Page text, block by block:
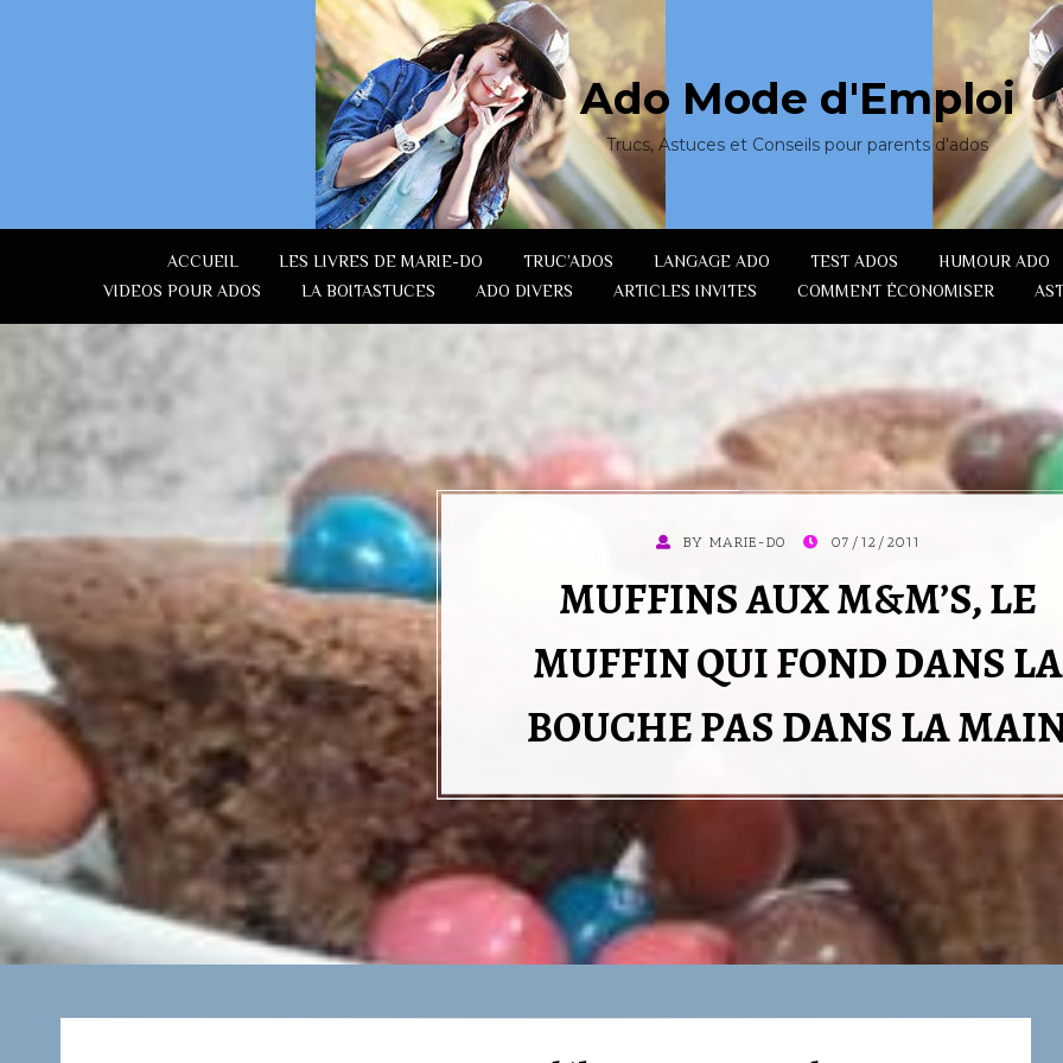
Ado Mode d'Emploi
Trucs, Astuces et Conseils pour parents d'ados
ACCUEIL LES LIVRES DE MARIE-DO TRUC’ADOS LANGAGE ADO TEST ADOS
HUMOUR ADO
VIDEOS POUR ADOS
LA BOITASTUCES ADO DIVERS ARTICLES INVITES COMMENT ÉCONOMISER
BY MARIE-DO
POSTED07/12/2011
MUFFINS AUX M&M’S, LE
MUFFIN QUI FOND DANS LA
BOUCHE PAS DANS LA